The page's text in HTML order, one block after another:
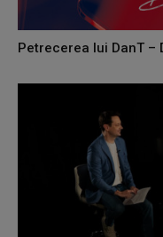
Petrecerea lui DanT –